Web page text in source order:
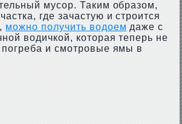
мусор. Таким образом,
где зачастую и строится
можно получить водоем даже с
водичкой, которая теперь не
погреба и смотровые ямы в